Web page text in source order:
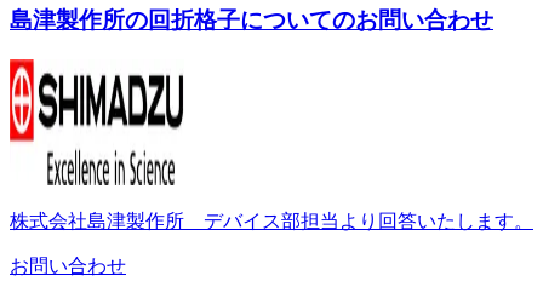
島津製作所の回折格子についてのお問い合わせ
株式会社島津製作所 デバイス部担当より回答いたします。
お問い合わせ